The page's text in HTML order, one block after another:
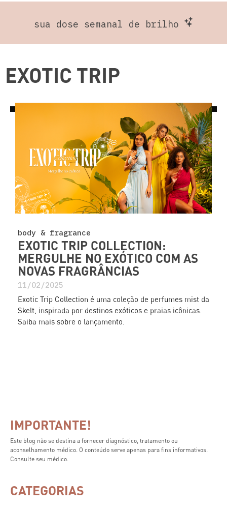
sua dose semanal de brilho
EXOTIC TRIP
body & fragrance
EXOTIC TRIP COLLECTION:
MERGULHE NO EXÓTICO COM AS
NOVAS FRAGRÂNCIAS
11/02/2025
Exotic Trip Collection é uma coleção de perfumes mist da
Skelt, inspirada por destinos exóticos e praias icônicas.
Saiba mais sobre o lançamento.
IMPORTANTE!
Este blog não se destina a fornecer diagnóstico, tratamento ou
aconselhamento médico. O conteúdo serve apenas para fins informativos.
Consulte seu médico.
CATEGORIAS